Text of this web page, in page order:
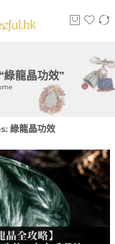
龍晶功效”
綠龍晶功效